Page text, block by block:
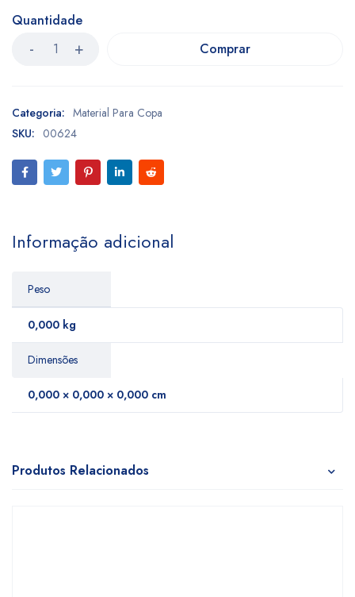
Quantidade
Comprar
Categoria: Material Para Copa
SKU: 00624
Informação adicional
Peso
0,000 kg
Dimensões
0,000 × 0,000 × 0,000 cm
Produtos Relacionados